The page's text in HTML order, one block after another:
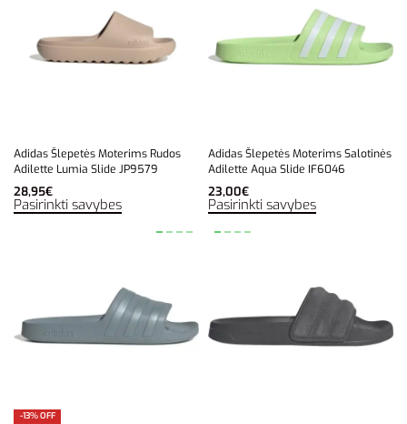
Adidas Šlepetės Moterims Rudos
Adilette Lumia Slide JP9579
28,95€
Pasirinkti savybes
Adidas Šlepetės Moterims Salotinės
Adilette Aqua Slide IF6046
23,00€
Pasirinkti savybes
-13% OFF